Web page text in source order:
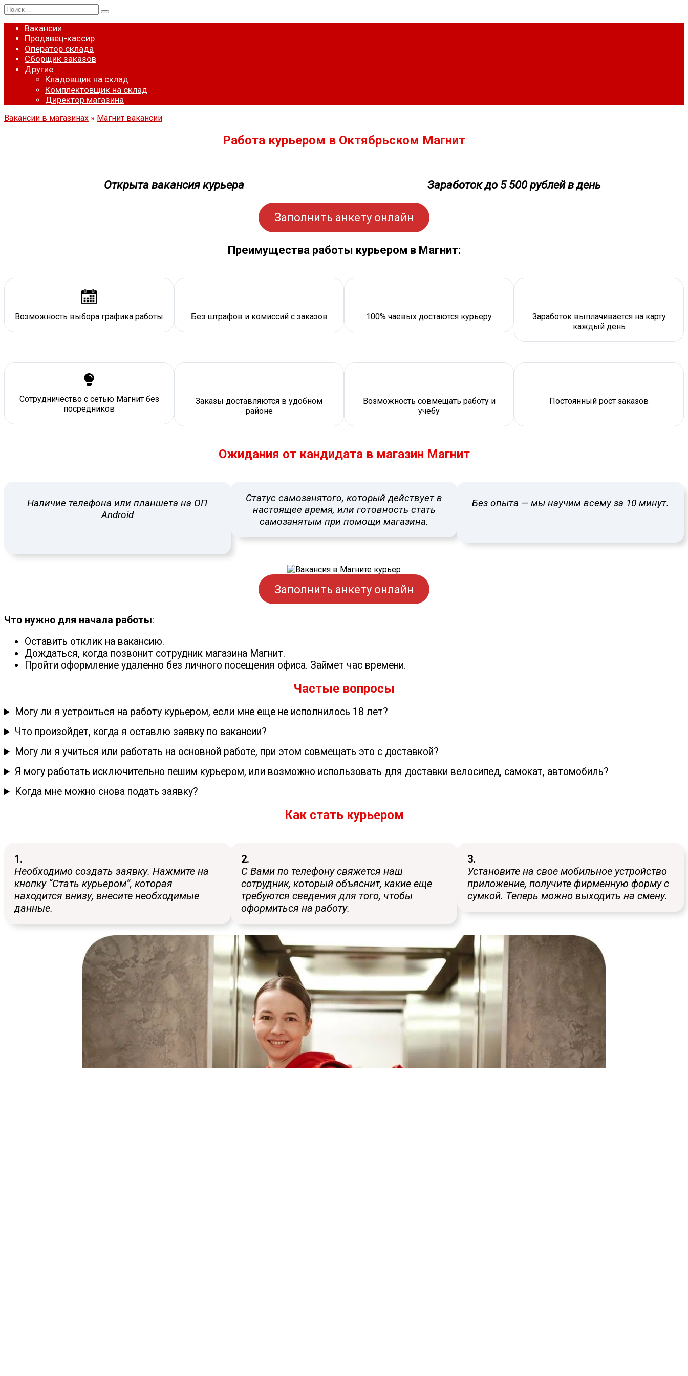
Перейти
к
содержанию
Search
for:
Вакансии
Продавец-кассир
Оператор склада
Сборщик заказов
Другие
Кладовщик на склад
Комплектовщик на склад
Директор магазина
Вакансии в магазинах » Магнит вакансии
Работа курьером в Октябрьском Магнит
Открыта вакансия курьера Заработок до 5 500 рублей в день
Заполнить анкету онлайн
Преимущества работы курьером в Магнит:
Возможность выбора графика работы Без штрафов и комиссий с заказов 100% чаевых достаются курьеру
Заработок выплачивается на карту
каждый день
Сотрудничество с сетью Магнит без
посредников
Заказы доставляются в удобном
районе
Возможность совмещать работу и
учебу
Постоянный рост заказов
Ожидания от кандидата в магазин Магнит
Наличие телефона или планшета на ОП
Android
Статус самозанятого, который действует в
настоящее время, или готовность стать
самозанятым при помощи магазина.
Без опыта — мы научим всему за 10 минут.
Заполнить анкету онлайн
Что нужно для начала работы:
Оставить отклик на вакансию.
Дождаться, когда позвонит сотрудник магазина Магнит.
Пройти оформление удаленно без личного посещения офиса. Займет час времени.
Частые вопросы
Могу ли я устроиться на работу курьером, если мне еще не исполнилось 18 лет?
Что произойдет, когда я оставлю заявку по вакансии?
Могу ли я учиться или работать на основной работе, при этом совмещать это с доставкой?
Я могу работать исключительно пешим курьером, или возможно использовать для доставки велосипед, самокат, автомобиль?
Когда мне можно снова подать заявку?
Как стать курьером
1.
Необходимо создать заявку. Нажмите на
кнопку “Стать курьером”, которая
находится внизу, внесите необходимые
данные.
2.
С Вами по телефону свяжется наш
сотрудник, который объяснит, какие еще
требуются сведения для того, чтобы
оформиться на работу.
3.
Установите на свое мобильное устройство
приложение, получите фирменную форму с
сумкой. Теперь можно выходить на смену.